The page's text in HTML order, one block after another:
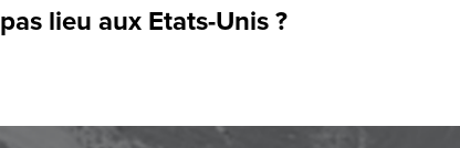
pas lieu aux Etats-Unis ?